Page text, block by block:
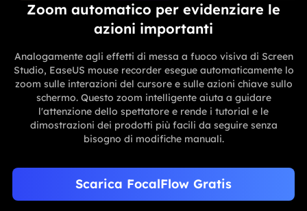
Zoom automatico per evidenziare le
azioni importanti
Analogamente agli effetti di messa a fuoco visiva di Screen
Studio, EaseUS mouse recorder esegue automaticamente lo
zoom sulle interazioni del cursore e sulle azioni chiave sullo
schermo. Questo zoom intelligente aiuta a guidare
l'attenzione dello spettatore e rende i tutorial e le
dimostrazioni dei prodotti più facili da seguire senza
bisogno di modifiche manuali.
Scarica FocalFlow Gratis